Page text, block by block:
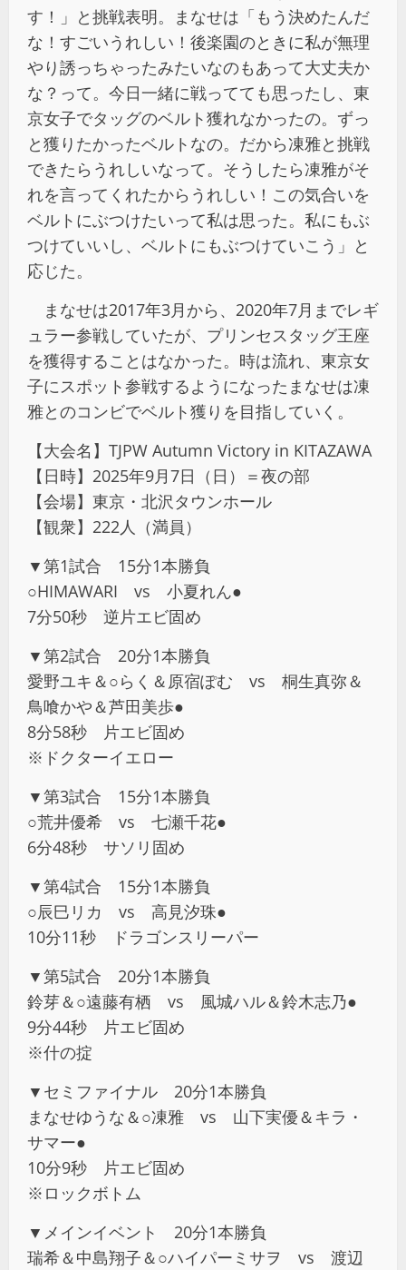
す！」と挑戦表明。まなせは「もう決めたんだ
な！すごいうれしい！後楽園のときに私が無理
やり誘っちゃったみたいなのもあって大丈夫か
な？って。今日一緒に戦ってても思ったし、東
京女子でタッグのベルト獲れなかったの。ずっ
と獲りたかったベルトなの。だから凍雅と挑戦
できたらうれしいなって。そうしたら凍雅がそ
れを言ってくれたからうれしい！この気合いを
ベルトにぶつけたいって私は思った。私にもぶ
つけていいし、ベルトにもぶつけていこう」と
応じた。
まなせは2017年3月から、2020年7月までレギ
ュラー参戦していたが、プリンセスタッグ王座
を獲得することはなかった。時は流れ、東京女
子にスポット参戦するようになったまなせは凍
雅とのコンビでベルト獲りを目指していく。
【大会名】TJPW Autumn Victory in KITAZAWA
【日時】2025年9月7日（日）＝夜の部
【会場】東京・北沢タウンホール
【観衆】222人（満員）
▼第1試合 15分1本勝負
○HIMAWARI vs 小夏れん●
7分50秒 逆片エビ固め
▼第2試合 20分1本勝負
愛野ユキ＆○らく＆原宿ぽむ vs 桐生真弥＆
鳥喰かや＆芦田美歩●
8分58秒 片エビ固め
※ドクターイエロー
▼第3試合 15分1本勝負
○荒井優希 vs 七瀬千花●
6分48秒 サソリ固め
▼第4試合 15分1本勝負
○辰巳リカ vs 高見汐珠●
10分11秒 ドラゴンスリーパー
▼第5試合 20分1本勝負
鈴芽＆○遠藤有栖 vs 風城ハル＆鈴木志乃●
9分44秒 片エビ固め
※什の掟
▼セミファイナル 20分1本勝負
まなせゆうな＆○凍雅 vs 山下実優＆キラ・
サマー●
10分9秒 片エビ固め
※ロックボトム
▼メインイベント 20分1本勝負
瑞希＆中島翔子＆○ハイパーミサヲ vs 渡辺